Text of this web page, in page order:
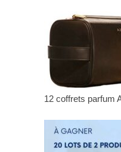
12 coffrets parfum